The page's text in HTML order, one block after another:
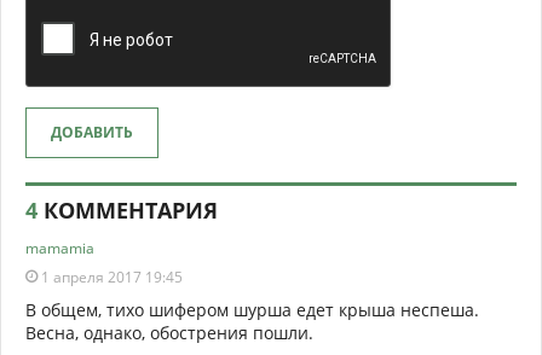
ДОБАВИТЬ
4 КОММЕНТАРИЯ
mamamia
1 апреля 2017 19:45
В общем, тихо шифером шурша едет крыша неспеша.
Весна, однако, обострения пошли.